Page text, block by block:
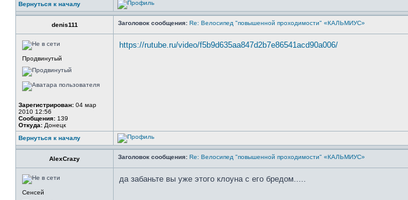
Вернуться к началу
denis111 Заголовок сообщения: Re: Велосипед "повышенной проходимости" «КАЛЬМИУС»
Продвинутый
Зарегистрирован: 04 мар
2010 12:56
Сообщения: 139
Откуда: Донецк
https://rutube.ru/video/f5b9d635aa847d2b7e86541acd90a006/
Вернуться к началу
AlexCrazy Заголовок сообщения: Re: Велосипед "повышенной проходимости" «КАЛЬМИУС»
Сенсей
да забаньте вы уже этого клоуна с его бредом.....